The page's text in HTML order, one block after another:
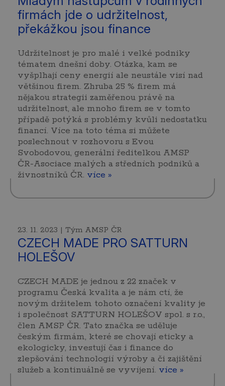
firmách jde o udržitelnost,
překážkou jsou finance
Udržitelnost je pro malé i velké podniky
tématem dnešní doby. Otázka, kam se
vyšplhají ceny energií ale neustále visí nad
většinou firem. Zhruba 25 % firem má
nějakou strategii zaměřenou právě na
udržitelnost, ale mnoho firem se v tomto
případě potýká s problémy kvůli nedostatku
financí. Více na toto téma si můžete
poslechnout v rozhovoru s Evou
Svobodovou, generální ředitelkou AMSP
ČR-Asociace malých a středních podniků a
živnostníků ČR. více »
23. 11. 2023 | Tým AMSP ČR
CZECH MADE PRO SATTURN
HOLEŠOV
CZECH MADE je jednou z 22 značek v
programu Česká kvalita a je nám ctí, že
novým držitelem tohoto označení kvality je
i společnost SATTURN HOLEŠOV spol. s r.o.,
člen AMSP ČR. Tato značka se uděluje
českým firmám, které se chovají eticky a
ekologicky, investují čas i finance do
zlepšování technologií výroby a či zajištění
služeb a kontinuálně se vyvíjení. více »